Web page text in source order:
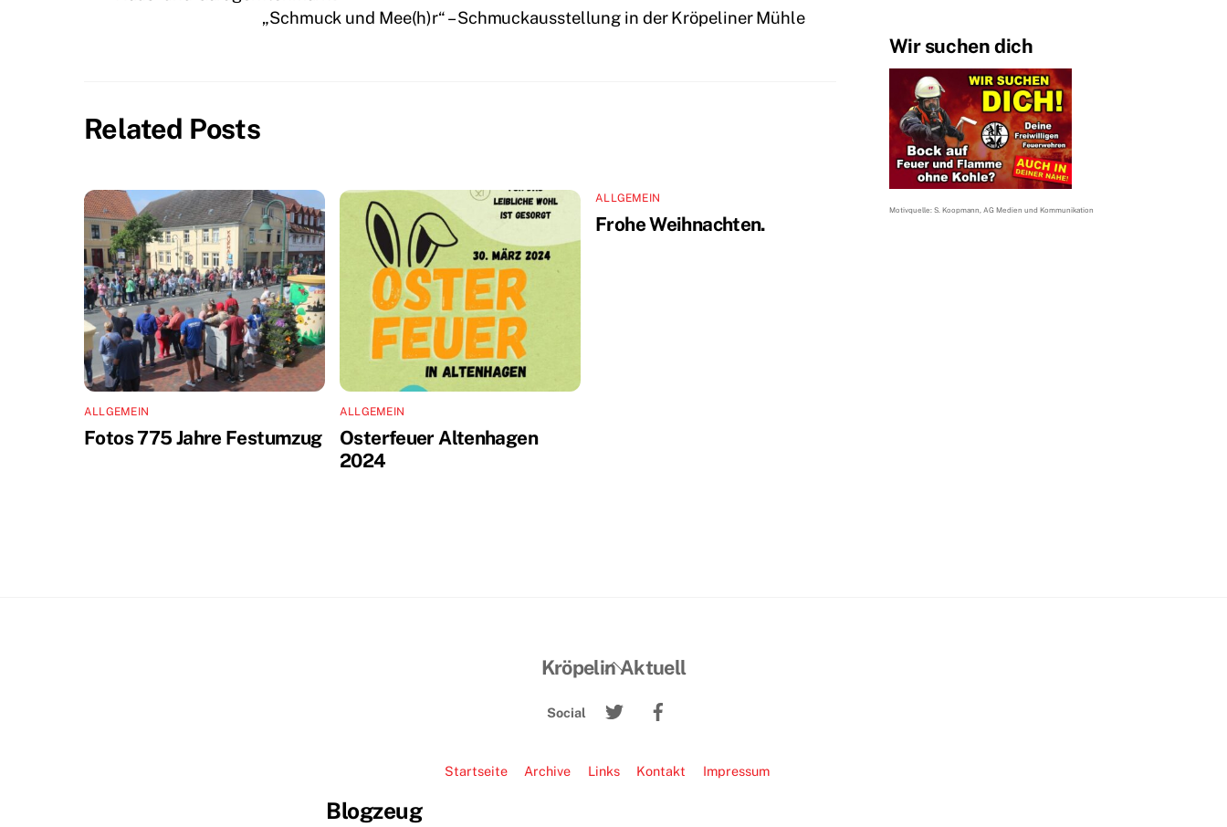
„Schmuck und Mee(h)r“ – Schmuckausstellung in der Kröpeliner Mühle
Related Posts
ALLGEMEIN
Fotos 775 Jahre Festumzug
ALLGEMEIN
Osterfeuer Altenhagen
2024
ALLGEMEIN
Frohe Weihnachten.
Wir suchen dich
Motivquelle: S. Koopmann, AG Medien und Kommunikation
Back
Top
Kröpelin Aktuell
Social
Twitter
Startseite Archive Links Kontakt Impressum
Blogzeug